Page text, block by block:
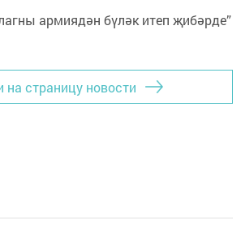
на страницу новости